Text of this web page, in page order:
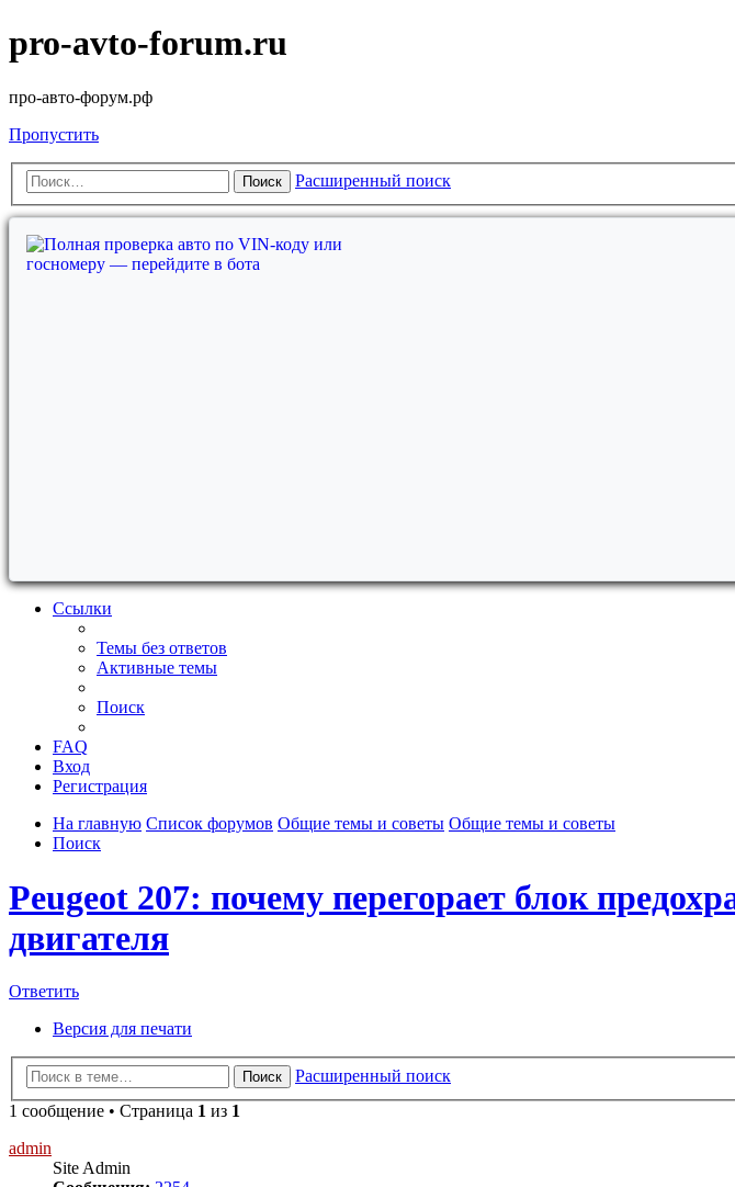
pro-avto-forum.ru
про-авто-форум.рф
Пропустить
Поиск Расширенный поиск
Ссылки
Темы без ответов
Активные темы
Поиск
FAQ
Вход
Регистрация
На главную Список форумов Общие темы и советы Общие темы и советы
Поиск
Peugeot 207: почему перегорает блок
двигателя
Ответить
Версия для печати
Поиск
Расширенный поиск
1 сообщение • Страница 1 из 1
admin
Site Admin